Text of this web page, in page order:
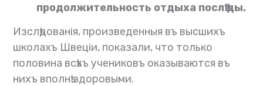
продолжительность отдыха послѣ ѣды.
Изслѣдованія, произведенныя въ высшихъ
школахъ Швеціи, показали, что только
половина всѣхъ учениковъ оказываются въ
нихъ вполнѣ здоровыми.